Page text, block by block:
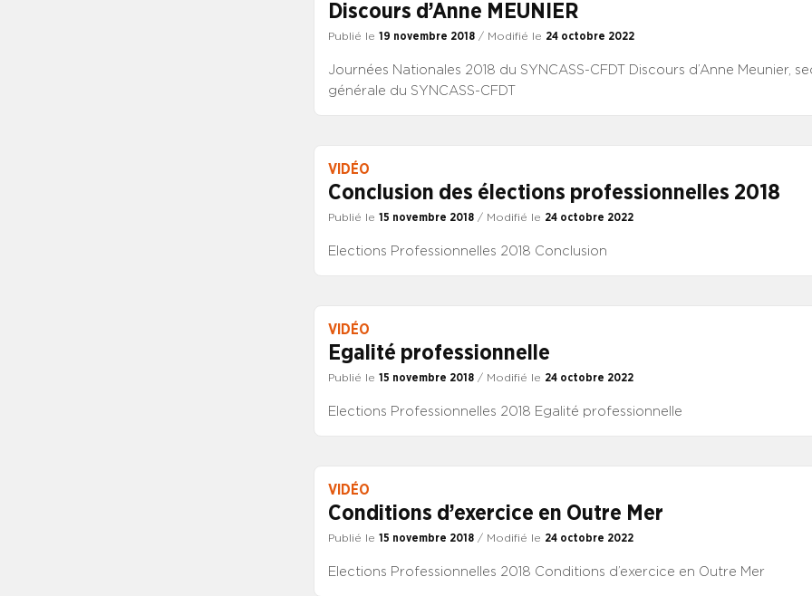
Discours d’Anne MEUNIER
Publié le 19 novembre 2018 / Modifié le 24 octobre 2022
Journées Nationales 2018 du SYNCASS-CFDT Discours d’Anne Meunier,
générale du SYNCASS-CFDT
VIDÉO
Conclusion des élections professionnelles 2018
Publié le 15 novembre 2018 / Modifié le 24 octobre 2022
Elections Professionnelles 2018 Conclusion
VIDÉO
Egalité professionnelle
Publié le 15 novembre 2018 / Modifié le 24 octobre 2022
Elections Professionnelles 2018 Egalité professionnelle
VIDÉO
Conditions d’exercice en Outre Mer
Publié le 15 novembre 2018 / Modifié le 24 octobre 2022
Elections Professionnelles 2018 Conditions d’exercice en Outre Mer